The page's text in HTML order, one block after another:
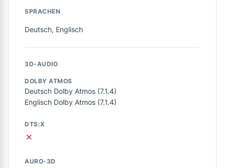
SPRACHEN
Deutsch, Englisch
3D-AUDIO
DOLBY ATMOS
Deutsch Dolby Atmos (7.1.4)
Englisch Dolby Atmos (7.1.4)
DTS:X
✗
AURO-3D